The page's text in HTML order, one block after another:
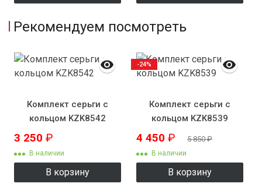
Рекомендуем посмотреть
Комплект серьги с
кольцом KZK8542
3 250 ₽
В наличии
В корзину
Комплект серьги с
кольцом KZK8539
4 450 ₽ 5 850₽
В наличии
В корзину
-24%